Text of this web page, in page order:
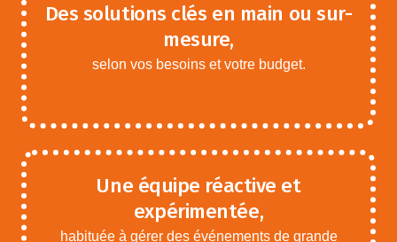
Des solutions clés en main ou sur-
mesure,
selon vos besoins et votre budget.
Une équipe réactive et
expérimentée,
habituée à gérer des événements de grande